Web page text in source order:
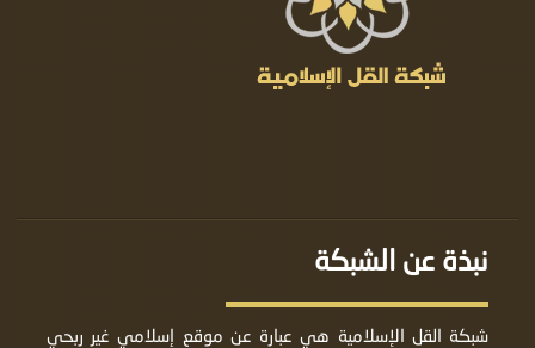
نبذة عن الشبكة
شبكة القل الإسلامية هي عبارة عن موقع إسلامي غير ربحي